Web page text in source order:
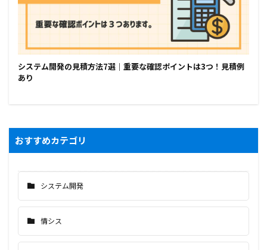
システム開発の見積方法7選｜重要な確認ポイントは3つ！見積例
あり
おすすめカテゴリ
システム開発
情シス